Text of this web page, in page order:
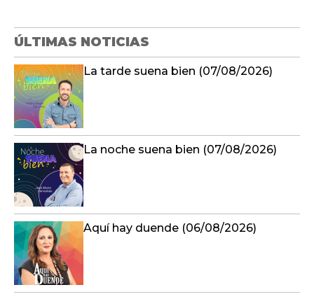
ÚLTIMAS NOTICIAS
La tarde suena bien (07/08/2026)
La noche suena bien (07/08/2026)
Aquí hay duende (06/08/2026)